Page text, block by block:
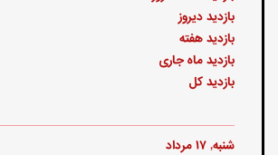
بازدید دیروز
بازدید هفته
بازدید ماه جاری
بازدید کل
شنبه, ۱۷ مرداد